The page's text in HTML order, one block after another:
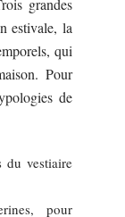
grandes
estivale, la
qui
Pour
de
du vestiaire
pour